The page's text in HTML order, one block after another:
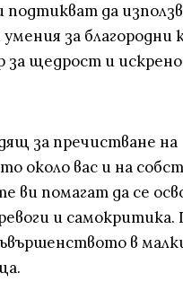
подтикват да
за благородни
за щедрост и
за пречистване на
около вас и на
ви помагат да се
и самокритика.
в